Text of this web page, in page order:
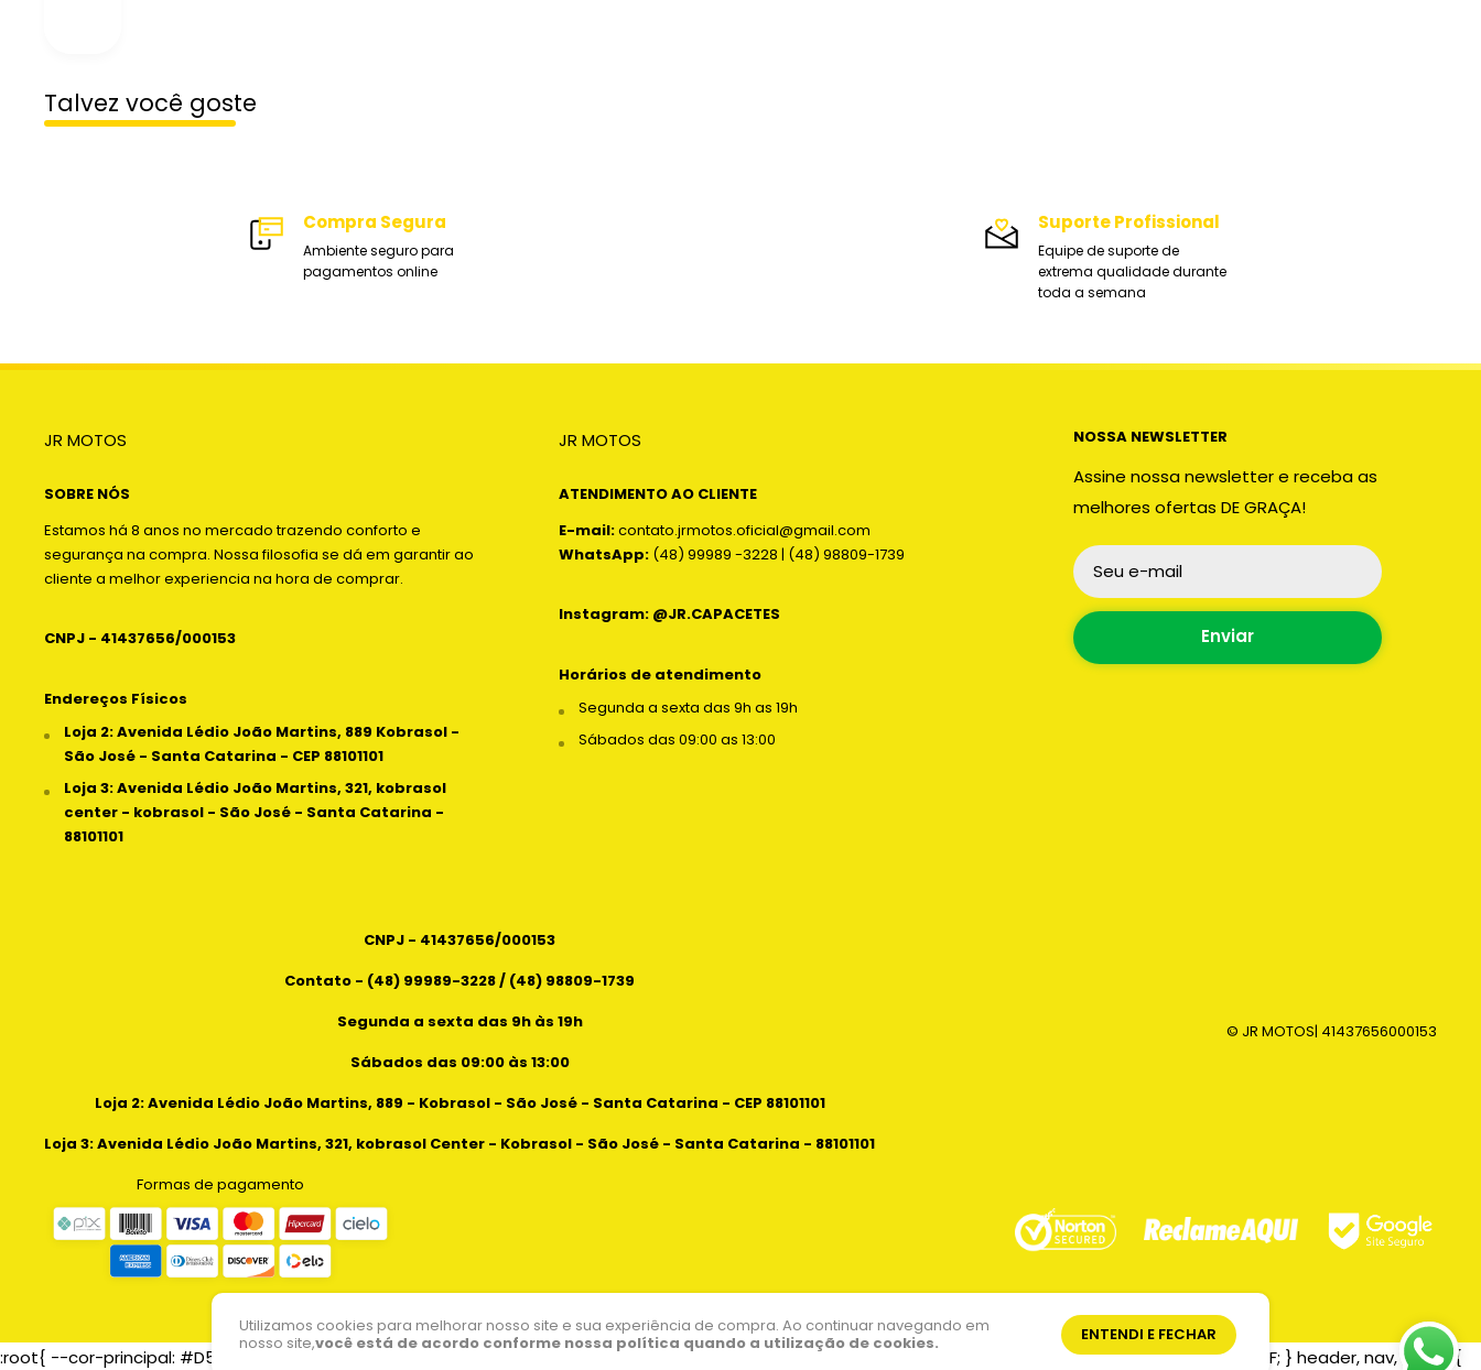
Talvez você goste
Compra Segura
Ambiente seguro para
pagamentos online
Suporte Profissional
Equipe de suporte de
extrema qualidade durante
toda a semana
JR MOTOS
SOBRE NÓS
Estamos há 8 anos no mercado trazendo conforto e
segurança na compra. Nossa filosofia se dá em garantir ao
cliente a melhor experiencia na hora de comprar.
CNPJ - 41437656/000153
Endereços Físicos
Loja 2: Avenida Lédio João Martins, 889 Kobrasol -
São José - Santa Catarina - CEP 88101101
Loja 3: Avenida Lédio João Martins, 321, kobrasol
center - kobrasol - São José - Santa Catarina -
88101101
JR MOTOS
ATENDIMENTO AO CLIENTE
E-mail:contato.jrmotos.oficial@gmail.com
WhatsApp:(48) 99989 -3228 | (48) 98809-1739
Instagram: @JR.CAPACETES
Horários de atendimento
Segunda a sexta das 9h as 19h
Sábados das 09:00 as 13:00
NOSSA NEWSLETTER
Assine nossa newsletter e receba as
melhores ofertas DE GRAÇA!
Seu e-mail
Enviar
CNPJ - 41437656/000153
Contato - (48) 99989-3228 / (48) 98809-1739
Segunda a sexta das 9h às 19h
Sábados das 09:00 às 13:00
Loja 2: Avenida Lédio João Martins, 889 - Kobrasol - São José - Santa Catarina - CEP 88101101
Loja 3: Avenida Lédio João Martins, 321, kobrasol Center - Kobrasol - São José - Santa Catarina - 88101101
© JR MOTOS| 41437656000153
Formas de pagamento
Utilizamos cookies para melhorar nosso site e sua experiência de compra. Ao continuar navegando em
nosso site,você está de acordo conforme nossa política quando a utilização de cookies. ENTENDI E FECHAR
:root{ --cor-principal: #D50000; --cor-secundaria: #B00000; } body{ background: #1A1A1A; color: #FFFFFF; } button, .btn{ background: #D50000; color: #FFFFFF; } header, nav, footer{